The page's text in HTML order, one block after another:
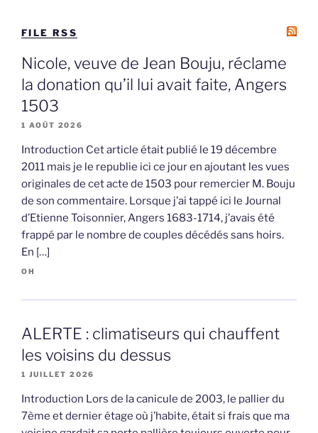
FILE RSS
Nicole, veuve de Jean Bouju, réclame
la donation qu’il lui avait faite, Angers
1503
1 AOÛT 2026
Introduction Cet article était publié le 19 décembre
2011 mais je le republie ici ce jour en ajoutant les vues
originales de cet acte de 1503 pour remercier M. Bouju
de son commentaire. Lorsque j’ai tappé ici le Journal
d’Etienne Toisonnier, Angers 1683-1714, j’avais été
frappé par le nombre de couples décédés sans hoirs.
En […]
OH
ALERTE : climatiseurs qui chauffent
les voisins du dessus
1 JUILLET 2026
Introduction Lors de la canicule de 2003, le pallier du
7ème et dernier étage où j’habite, était si frais que ma